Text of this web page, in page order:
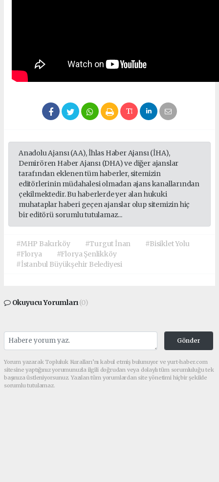
Anadolu Ajansı (AA), İhlas Haber Ajansı (İHA),
Demirören Haber Ajansı (DHA) ve diğer ajanslar
tarafından eklenen tüm haberler, sitemizin
editörlerinin müdahalesi olmadan ajans kanallarından
çekilmektedir. Bu haberlerde yer alan hukuki
muhataplar haberi geçen ajanslar olup sitemizin hiç
bir editörü sorumlu tutulamaz...
#MHP Bakırköy #Turgut İnan
#Bisiklet Yolu
#Florya
#Florya Şenlikköy
#İstanbul Büyükşehir Belediyesi
Okuyucu Yorumları(0)
Gönder
Yorum yazarak Topluluk Kuralları’nı kabul etmiş bulunuyor ve yurt-haber.com
sitesine yaptığınız yorumunuzla ilgili doğrudan veya dolaylı tüm sorumluluğu tek
başınıza üstleniyorsunuz. Yazılan tüm yorumlardan site yönetimi hiçbir şekilde
sorumlu tutulamaz.